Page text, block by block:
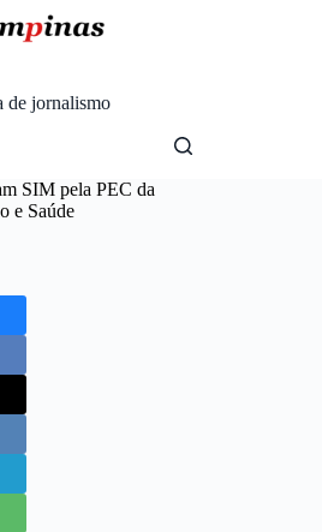
de jornalismo
SIM pela PEC da
e Saúde